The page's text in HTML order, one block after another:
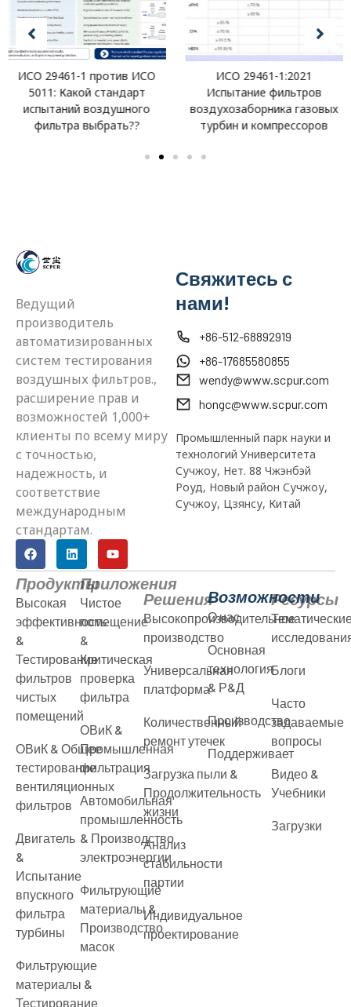
ИСО 29461-1 против ИСО
5011: Какой стандарт
испытаний воздушного
фильтра выбрать??
ИСО 29461-1:2021
Испытание фильтров
воздухозаборника газовых
турбин и компрессоров
Ведущий
производитель
автоматизированных
систем тестирования
воздушных фильтров.,
расширение прав и
возможностей 1,000+
клиенты по всему миру
с точностью,
надежность, и
соответствие
международным
стандартам.
Свяжитесь с
нами!
+86-512-68892919
+86-17685580855
wendy@www.scpur.com
hongc@www.scpur.com
Промышленный парк науки и
технологий Университета
Сучжоу, Нет. 88 Чжэнбэй
Роуд, Новый район Сучжоу,
Сучжоу, Цзянсу, Китай
Продукты
Высокая
эффективность
&
Тестирование
фильтров
чистых
помещений
ОВиК & Общее
тестирование
вентиляционных
фильтров
Двигатель
&
Испытание
впускного
фильтра
турбины
Фильтрующие
материалы &
Тестирование
Приложения
Чистое
помещение
&
Критическая
проверка
фильтра
ОВиК &
Промышленная
фильтрация
Автомобильная
промышленность
& Производство
электроэнергии
Фильтрующие
материалы &
Производство
масок
Решения
Высокопроизводительное
производство
Универсальная
платформа
Количественный
ремонт утечек
Загрузка пыли &
Продолжительность
жизни
Анализ
стабильности
партии
Индивидуальное
проектирование
Возможности
О нас
Основная
технология
& Р&Д
Производство
Поддерживает
Ресурсы
Блоги
Часто
задаваемые
вопросы
Видео &
Учебники
Загрузки